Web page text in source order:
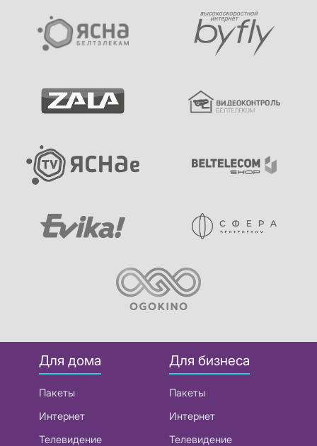
Для дома
Пакеты
Интернет
Телевидение
Для бизнеса
Пакеты
Интернет
Телевидение